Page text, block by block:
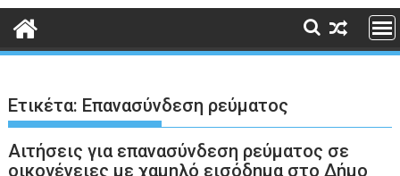
Ετικέτα: Επανασύνδεση ρεύματος
Αιτήσεις για επανασύνδεση ρεύματος σε
οικογένειες με χαμηλό εισόδημα στο Δήμο